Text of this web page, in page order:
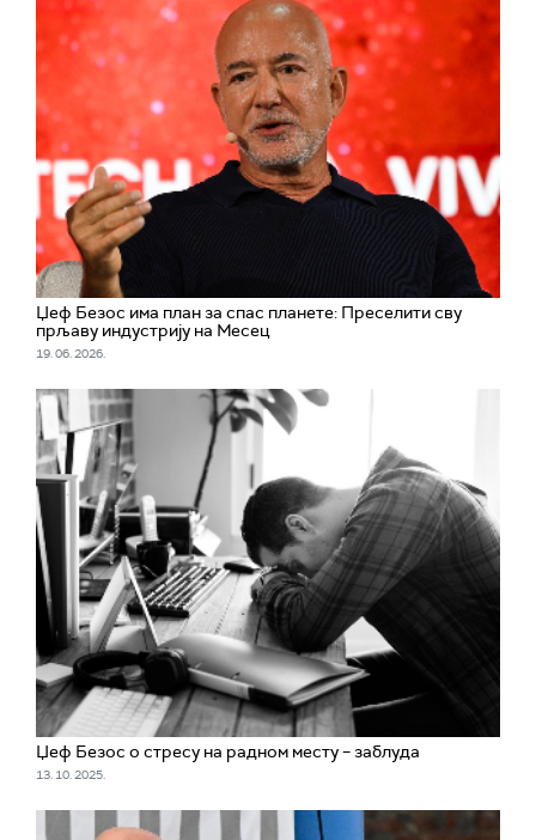
Џеф Безос има план за спас планете: Преселити сву
прљаву индустрију на Месец
19. 06. 2026.
Џеф Безос о стресу на радном месту – заблуда
13. 10. 2025.